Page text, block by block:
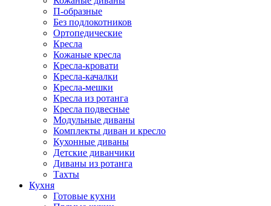
П-образные
Без подлокотников
Ортопедические
Кресла
Кожаные кресла
Кресла-кровати
Кресла-качалки
Кресла-мешки
Кресла из ротанга
Кресла подвесные
Модульные диваны
Комплекты диван и кресло
Кухонные диваны
Детские диванчики
Диваны из ротанга
Тахты
Кухня
Готовые кухни